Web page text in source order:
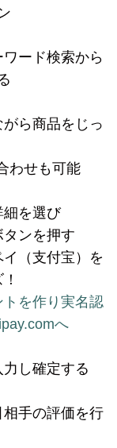
ード検索から
ら商品をじっ
わせも可能
細を選び
タンを押す
（支付宝）を
！
を作り実名認
へ
し確定する
手の評価を行